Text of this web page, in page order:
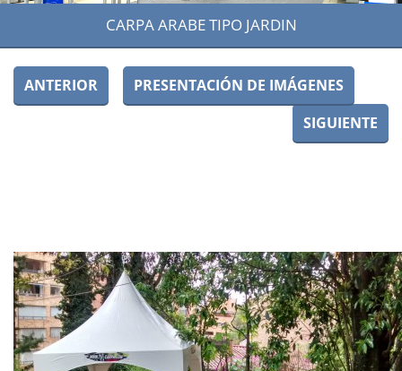
CARPA ARABE TIPO JARDIN
ANTERIOR
PRESENTACIÓN DE IMÁGENES
SIGUIENTE